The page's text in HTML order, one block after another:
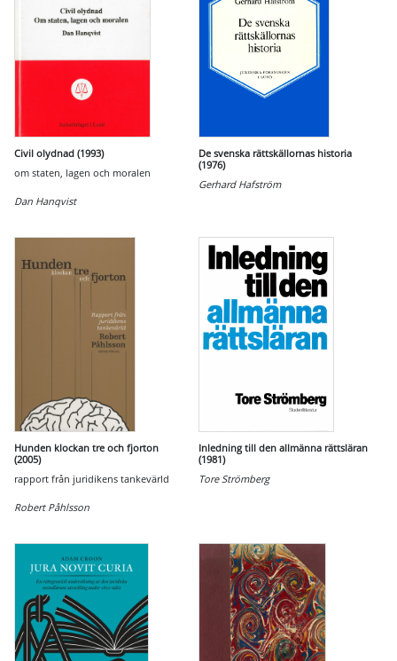
Civil olydnad (1993)
om staten, lagen och moralen
Dan Hanqvist
De svenska rättskällornas historia
(1976)
Gerhard Hafström
Hunden klockan tre och fjorton
(2005)
rapport från juridikens tankevärld
Robert Påhlsson
Inledning till den allmänna rättsläran
(1981)
Tore Strömberg